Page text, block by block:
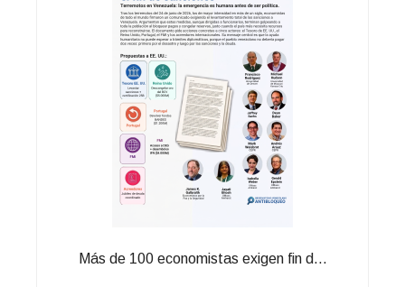
Más de 100 economistas exigen fin d...